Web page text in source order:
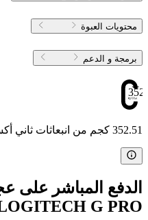
محتويات العبوة
برمجة و الدعم
352.51 كجم من انبعاثات ثاني أكسيد الكربون
الدفع المباشر على
G PRO